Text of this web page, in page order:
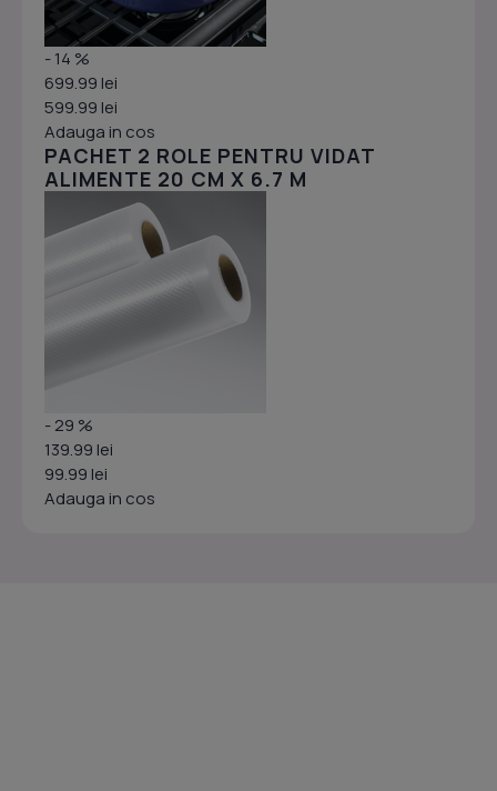
- 14 %
699.99 lei
599.99 lei
Adauga in cos
PACHET 2 ROLE PENTRU VIDAT
ALIMENTE 20 CM X 6.7 M
- 29 %
139.99 lei
99.99 lei
Adauga in cos